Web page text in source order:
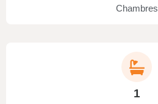
Chambres
1